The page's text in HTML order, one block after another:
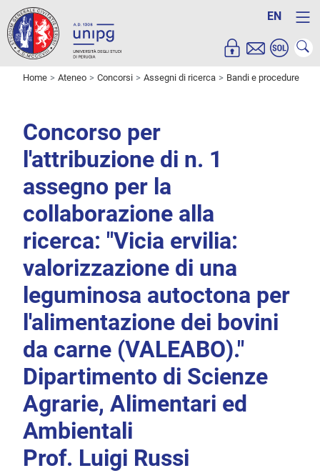
EN
Home Ateneo Concorsi Assegni di ricerca Bandi e procedure
Concorso per
l'attribuzione di n. 1
assegno per la
collaborazione alla
ricerca: "Vicia ervilia:
valorizzazione di una
leguminosa autoctona per
l'alimentazione dei bovini
da carne (VALEABO)."
Dipartimento di Scienze
Agrarie, Alimentari ed
Ambientali
Prof. Luigi Russi